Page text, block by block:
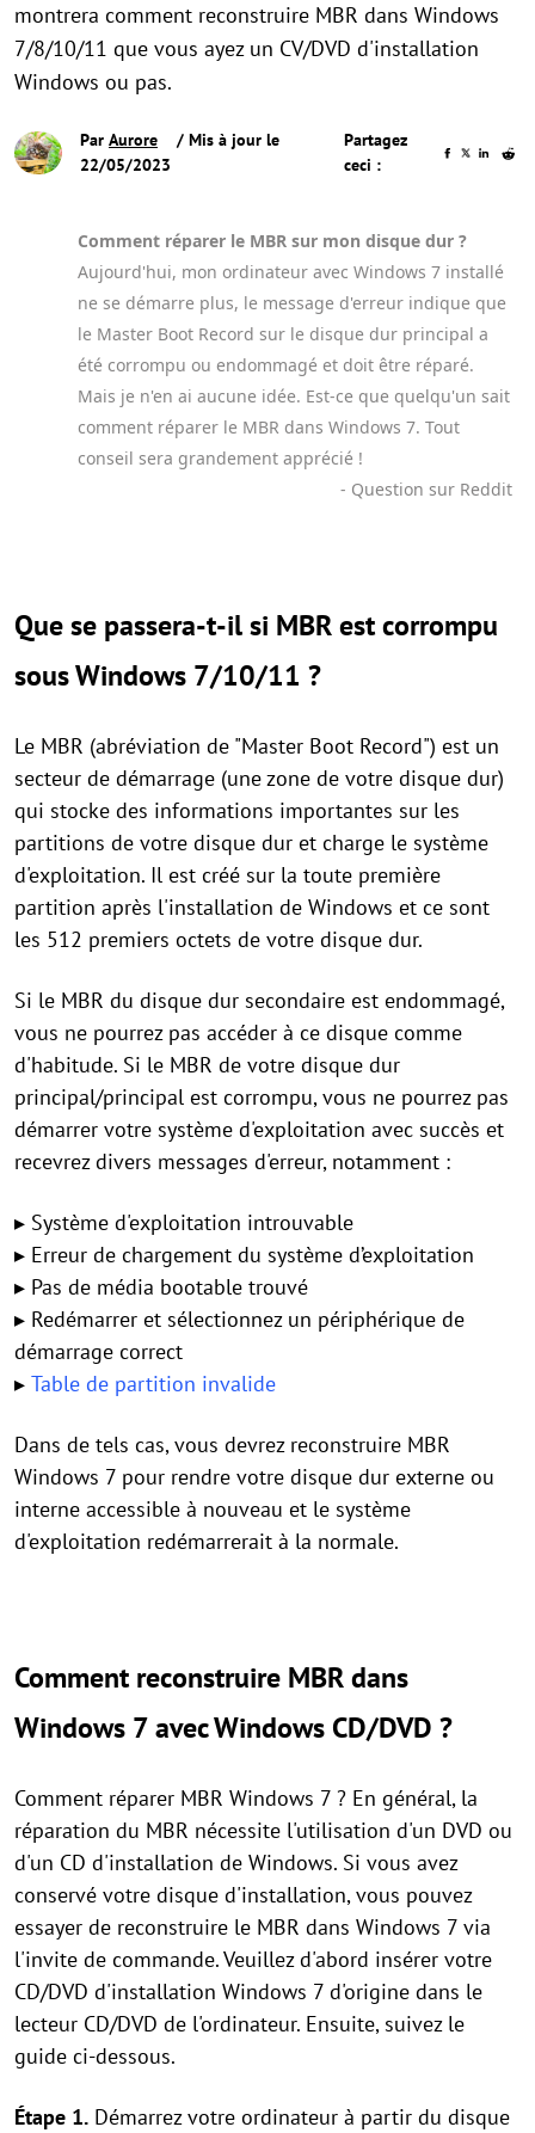
montrera comment reconstruire MBR dans Windows
7/8/10/11 que vous ayez un CV/DVD d'installation
Windows ou pas.
Par Aurore
/ Mis à jour le
22/05/2023
Partagez
ceci :
Comment réparer le MBR sur mon disque dur ?
Aujourd'hui, mon ordinateur avec Windows 7 installé
ne se démarre plus, le message d'erreur indique que
le Master Boot Record sur le disque dur principal a
été corrompu ou endommagé et doit être réparé.
Mais je n'en ai aucune idée. Est-ce que quelqu'un sait
comment réparer le MBR dans Windows 7. Tout
conseil sera grandement apprécié !
- Question sur Reddit
Que se passera-t-il si MBR est corrompu
sous Windows 7/10/11 ?
Le MBR (abréviation de "Master Boot Record") est un
secteur de démarrage (une zone de votre disque dur)
qui stocke des informations importantes sur les
partitions de votre disque dur et charge le système
d'exploitation. Il est créé sur la toute première
partition après l'installation de Windows et ce sont
les 512 premiers octets de votre disque dur.
Si le MBR du disque dur secondaire est endommagé,
vous ne pourrez pas accéder à ce disque comme
d'habitude. Si le MBR de votre disque dur
principal/principal est corrompu, vous ne pourrez pas
démarrer votre système d'exploitation avec succès et
recevrez divers messages d'erreur, notamment :
▸ Système d'exploitation introuvable
▸ Erreur de chargement du système d’exploitation
▸ Pas de média bootable trouvé
▸ Redémarrer et sélectionnez un périphérique de
démarrage correct
▸ Table de partition invalide
Dans de tels cas, vous devrez reconstruire MBR
Windows 7 pour rendre votre disque dur externe ou
interne accessible à nouveau et le système
d'exploitation redémarrerait à la normale.
Comment reconstruire MBR dans
Windows 7 avec Windows CD/DVD ?
Comment réparer MBR Windows 7 ? En général, la
réparation du MBR nécessite l'utilisation d'un DVD ou
d'un CD d'installation de Windows. Si vous avez
conservé votre disque d'installation, vous pouvez
essayer de reconstruire le MBR dans Windows 7 via
l'invite de commande. Veuillez d'abord insérer votre
CD/DVD d'installation Windows 7 d'origine dans le
lecteur CD/DVD de l'ordinateur. Ensuite, suivez le
guide ci-dessous.
Étape 1. Démarrez votre ordinateur à partir du disque